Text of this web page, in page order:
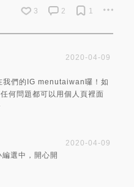
3 2 1
2020-04-09
我們的IG menutaiwan囉！如
何問題都可以用個人頁裡面
2020-04-09
選中，開心開